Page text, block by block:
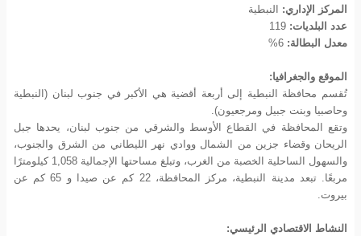
المركز الإداري:
النبطية
عدد البلديات: 119
معدل البطالة: 6%
الموقع والجغرافيا:
تُقسم محافظة النبطية إلى أربعة أقضية هي الأكبر في جنوب لبنان (النبطية
وحاصبيا وبنت جبيل ومرجعيون).
وتقع المحافظة في القطاع الأوسط والشرقي من جنوب لبنان، يحدها جبل
الريحان وقضاء جزين من الشمال ووادي نهر الليطاني من الشرق والجنوب،
والسهول الساحلية الخصبة من الغرب، وتبلغ مساحتها الإجمالية 1,058 كيلومترًا
مربعًا. تبعد مدينة النبطية، مركز المحافظة، 22 كم عن صيدا و 65 كم عن
بيروت.
النشاط الاقتصادي الرئيسي: